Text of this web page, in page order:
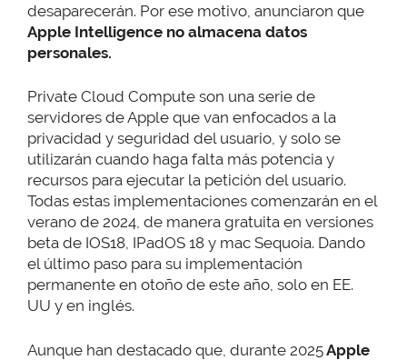
desaparecerán. Por ese motivo, anunciaron que
Apple Intelligence no almacena datos
personales.
Private Cloud Compute son una serie de
servidores de Apple que van enfocados a la
privacidad y seguridad del usuario, y solo se
utilizarán cuando haga falta más potencia y
recursos para ejecutar la petición del usuario.
Todas estas implementaciones comenzarán en el
verano de 2024, de manera gratuita en versiones
beta de IOS18, IPadOS 18 y mac Sequoia. Dando
el último paso para su implementación
permanente en otoño de este año, solo en EE.
UU y en inglés.
Aunque han destacado que, durante 2025Apple